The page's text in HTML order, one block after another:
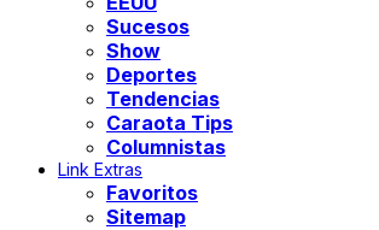
Sucesos
Show
Deportes
Tendencias
Caraota Tips
Columnistas
Link Extras
Favoritos
Sitemap